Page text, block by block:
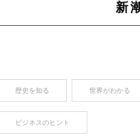
新
歴史を知る 世界がわかる
ビジネスのヒント